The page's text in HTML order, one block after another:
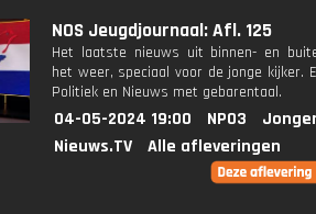
NOS Jeugdjournaal: Afl. 125
Het laatste nieuws uit binnen- en
het weer, speciaal voor de jonge kijker.
Politiek en Nieuws met gebarentaal.
04-05-2024 19:00 NPO3
Nieuws.TV
Alle afleveringen